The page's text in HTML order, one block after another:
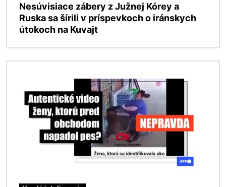
Nesúvisiace zábery z Južnej Kórey a
Ruska sa šírili v príspevkoch o iránskych
útokoch na Kuvajt